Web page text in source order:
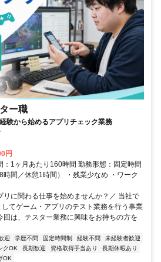
ー職
験から始めるアプリチェック業務
円
：1ヶ月あたり160時間 勤務形態：固定時間
間／休憩1時間） ・残業少なめ ・ワーク
リに関わる仕事を始めませんか？／ 当社で
てゲーム・アプリのテスト業務を行う事業
回は、テスター業務に興味をお持ちの方を
迎 学歴不問 固定時間制 経験不問
未経験者歓迎
クOK 長期歓迎 資格取得手当あり
長期休暇あり
OK